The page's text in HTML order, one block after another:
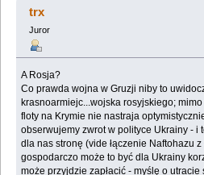
trx
Juror
A Rosja?
Co prawda wojna w Gruzji niby to
krasnoarmiejc...wojska rosyjskiego;
floty na Krymie nie nastraja
obserwujemy zwrot w polityce Ukrainy - i
dla nas stronę (vide łączenie Naftohazu
gospodarczo może to być dla Ukrainy
może przyjdzie zapłacić - myślę o